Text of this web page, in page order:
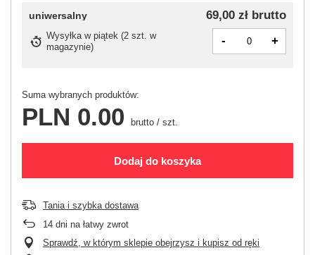
uniwersalny 69,00 zł brutto
Wysyłka w piątek (2 szt. w
magazynie) - +
Suma wybranych produktów:
PLN 0.00 brutto / szt.
Dodaj do koszyka
Tania i szybka dostawa
14 dni na łatwy zwrot
Sprawdź, w którym sklepie obejrzysz i kupisz od ręki